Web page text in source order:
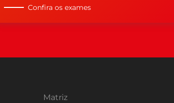
Confira os exames
Matriz